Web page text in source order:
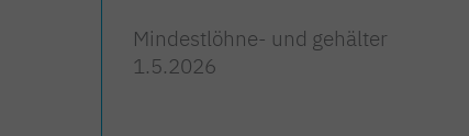
Mindestlöhne- und gehälter
1.5.2026